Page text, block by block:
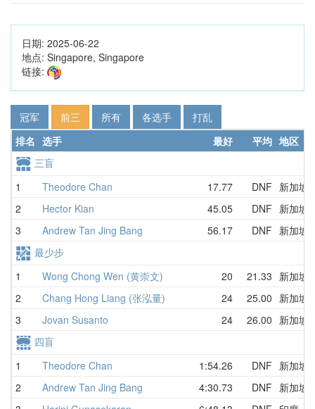
日期: 2025-06-22
地点: Singapore, Singapore
链接:
冠军 前三 所有 各选手
打乱
排名 选手 最好 平均 地区
三盲
1
Theodore Chan 17.77 DNF 新加坡
2
Hector Kian 45.05 DNF 新加坡
3
Andrew Tan Jing Bang 56.17 DNF 新加坡
最少步
1
Wong Chong Wen (黄崇文) 20 21.33 新加坡
2
Chang Hong Liang (张泓量) 24 25.00 新加坡
3
Jovan Susanto 24 26.00 新加坡
四盲
1
Theodore Chan 1:54.26 DNF 新加坡
2
Andrew Tan Jing Bang 4:30.73 DNF 新加坡